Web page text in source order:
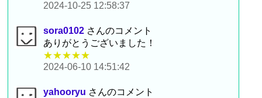
2024-10-25 12:58:37
sora0102 さんのコメント
ありがとうございました！
★★★★★
2024-06-10 14:51:42
yahooryu さんのコメント